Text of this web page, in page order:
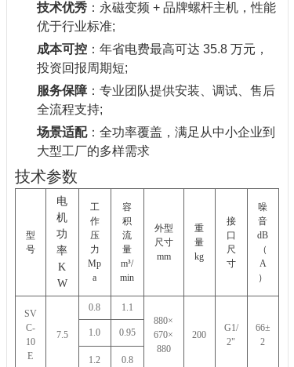
技术优秀：永磁变频 + 品牌螺杆主机，性能
优于行业标准;
成本可控：年省电费最高可达 35.8 万元，
投资回报周期短;
服务保障：专业团队提供安装、调试、售后
全流程支持;
场景适配：全功率覆盖，满足从中小企业到
大型工厂的多样需求
技术参数
型
号
电
机
功
率
K
W
工
作
压
力
Mp
a
容
积
流
量
m³/
min
外型
尺寸
mm
重
量
kg
接
口
尺
寸
噪
音
dB
（
A
）
SV
C-
10
E
7.5
0.8
1.1
880×
670×
880
200
G1/
2"
66±
2
1.0 0.95
1.2 0.8